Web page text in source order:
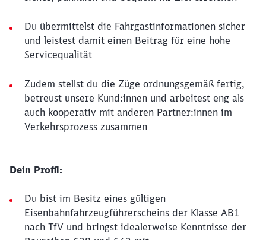
Du übermittelst die Fahrgastinformationen sicher
und leistest damit einen Beitrag für eine hohe
Servicequalität
Zudem stellst du die Züge ordnungsgemäß fertig,
betreust unsere Kund:innen und arbeitest eng als
auch kooperativ mit anderen Partner:innen im
Verkehrsprozess zusammen
Dein Profil:
Du bist im Besitz eines gültigen
Eisenbahnfahrzeugführerscheins der Klasse AB1
nach TfV und bringst idealerweise Kenntnisse der